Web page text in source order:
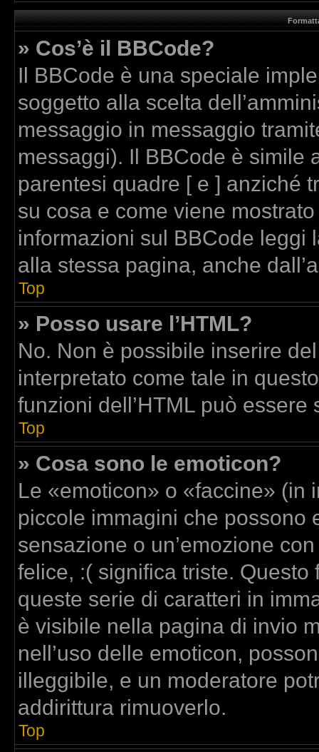
» Cos’è il BBCode?
Il BBCode è una speciale
soggetto alla scelta
messaggio in messaggio
messaggi). Il BBCode è simile
parentesi quadre [ e ] anziché
su cosa e come viene
informazioni sul BBCode leggi
alla stessa pagina, anche
Top
» Posso usare l’HTML?
No. Non è possibile inserire
interpretato come tale in
funzioni dell’HTML può
Top
» Cosa sono le emoticon?
Le «emoticon» o «faccine» (in
piccole immagini che possono
sensazione o un’emozione
felice, :( significa triste.
queste serie di caratteri in
è visibile nella pagina di invio
nell’uso delle emoticon,
illeggibile, e un moderatore
addirittura rimuoverlo.
Top